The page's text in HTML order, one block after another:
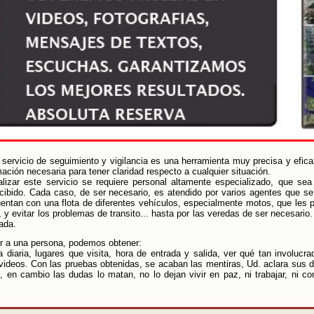
servicio de seguimiento y vigilancia es una herramienta muy precisa y
necesaria para tener claridad respecto a cualquier situación.
este servicio se requiere personal altamente especializado, que
Cada caso, de ser necesario, es atendido por varios agentes que
con una flota de diferentes vehículos, especialmente motos, que les
y evitar los problemas de transito... hasta por las veredas de ser
a una persona, podemos obtener:
diaria, lugares que visita, hora de entrada y salida, ver qué tan
Con las pruebas obtenidas, se acaban las mentiras, Ud. aclara sus
en cambio las dudas lo matan, no lo dejan vivir en paz, ni trabajar, ni